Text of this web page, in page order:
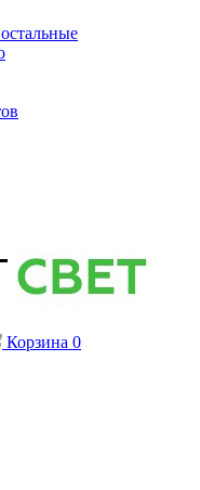
Корзина 0